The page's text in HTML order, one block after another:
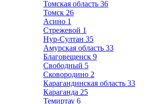
Томская область 36
Томск 26
Асино 1
Стрежевой 1
Нур-Султан 35
Амурская область 33
Благовещенск 9
Свободный 5
Сковородино 2
Карагандинская область 33
Караганда 25
Темиртау 6